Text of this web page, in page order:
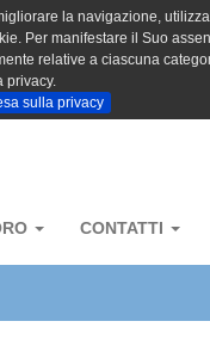
la navigazione,
Per manifestare il Suo
relative a ciascuna
privacy.
sulla privacy
CONTATTI